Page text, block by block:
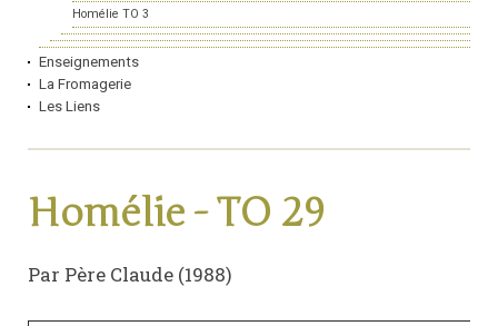
Homélie TO 3
Enseignements
La Fromagerie
Les Liens
Homélie - TO 29
Par Père Claude (1988)